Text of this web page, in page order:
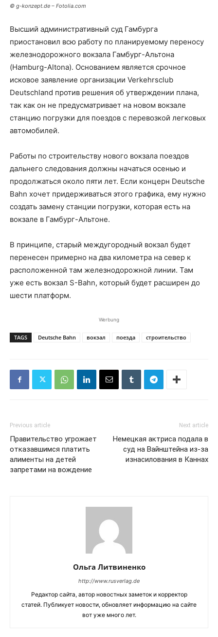
© g-konzept.de – Fotolia.com
Высший административный суд Гамбурга
приостановил всю работу по планируемому переносу
железнодорожного вокзала Гамбург-Альтона
(Hamburg-Altona). Основанием является срочное
исковое заявление организации Verkehrsclub
Deutschland против решения об утверждении плана,
так как он не предусматривает на новом вокзале
станцию погрузки для поездов с перевозкой легковых
автомобилей.
Работы по строительству нового вокзала поездов
дальнего следования должны начаться осенью и
продолжаться около пяти лет. Если концерн Deutsche
Bahn хочет придерживаться этого графика, ему нужно
создать замену станции погрузки, которая есть на
вокзале в Гамбург-Альтоне.
В принципе, старый междугородный вокзал будет
перенесен примерно на два километра на север к
расположенной там железнодорожной линии. Там
уже есть вокзал S-Bahn, который будет расширен до
шести платформ.
Werbung
TAGS Deutsche Bahn вокзал поезда строительство
Previous article
Правительство угрожает
отказавшимся платить
алименты на детей
запретами на вождение
Next article
Немецкая актриса подала в
суд на Вайнштейна из-за
изнасилования в Каннах
Ольга Литвиненко
http://www.rusverlag.de
Редактор сайта, автор новостных заметок и корректор
статей. Публикует новости, обновляет информацию на сайте
вот уже много лет.